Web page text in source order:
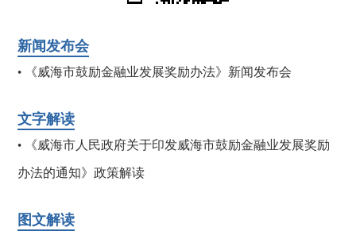
新闻发布会
• 《威海市鼓励金融业发展奖励办法》新闻发布会
文字解读
•
《威海市人民政府关于印发威海市鼓励金融业发展奖励
办法的通知》政策解读
图文解读